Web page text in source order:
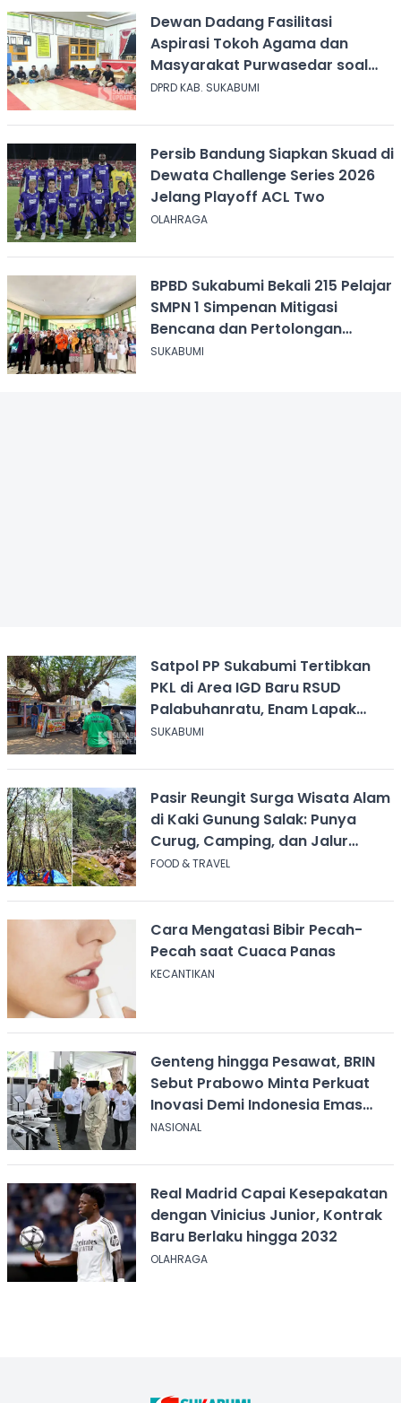
Dewan Dadang Fasilitasi
Aspirasi Tokoh Agama dan
Masyarakat Purwasedar soal
Penolakan Konser Reggae
DPRD KAB. SUKABUMI
Persib Bandung Siapkan Skuad di
Dewata Challenge Series 2026
Jelang Playoff ACL Two
OLAHRAGA
BPBD Sukabumi Bekali 215 Pelajar
SMPN 1 Simpenan Mitigasi
Bencana dan Pertolongan
Psikologis
SUKABUMI
Satpol PP Sukabumi Tertibkan
PKL di Area IGD Baru RSUD
Palabuhanratu, Enam Lapak
Dibongkar Mandiri
SUKABUMI
Pasir Reungit Surga Wisata Alam
di Kaki Gunung Salak: Punya
Curug, Camping, dan Jalur
Pendakian
FOOD & TRAVEL
Cara Mengatasi Bibir Pecah-
Pecah saat Cuaca Panas
KECANTIKAN
Genteng hingga Pesawat, BRIN
Sebut Prabowo Minta Perkuat
Inovasi Demi Indonesia Emas
2045
NASIONAL
Real Madrid Capai Kesepakatan
dengan Vinicius Junior, Kontrak
Baru Berlaku hingga 2032
OLAHRAGA